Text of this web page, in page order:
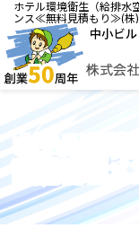
ホテル環境衛生（給排水
ンス≪無料見積もり≫(株
設備管理